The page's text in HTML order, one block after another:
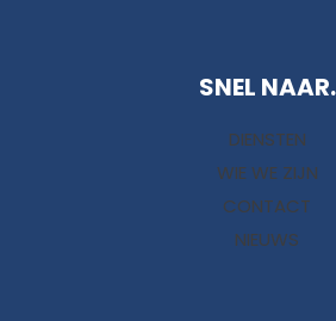
SNEL NAAR.
DIENSTEN
WIE WE ZIJN
CONTACT
NIEUWS